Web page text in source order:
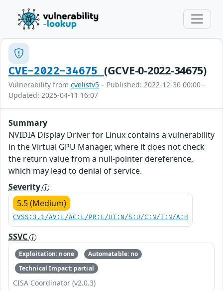
CVE-2022-34675 (GCVE-0-2022-34675)
Vulnerability from cvelistv5 – Published: 2022-12-30 00:00 –
Updated: 2025-04-11 16:07
Summary
NVIDIA Display Driver for Linux contains a vulnerability
in the Virtual GPU Manager, where it does not check
the return value from a null-pointer dereference,
which may lead to denial of service.
Severity
5.5 (Medium)
CVSS:3.1/AV:L/AC:L/PR:L/UI:N/S:U/C:N/I:N/A:H
SSVC
Exploitation: none
Automatable: no
Technical Impact: partial
CISA Coordinator (v2.0.3)